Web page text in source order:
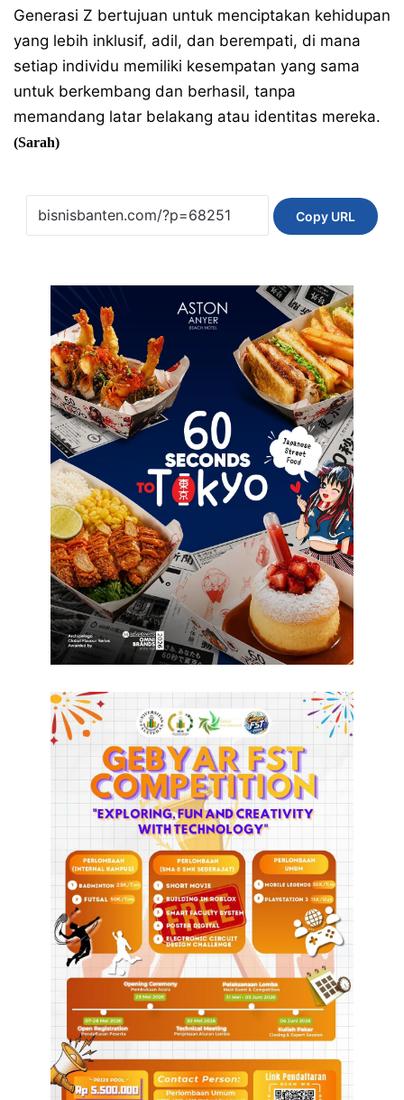
Generasi Z bertujuan untuk menciptakan kehidupan
yang lebih inklusif, adil, dan berempati, di mana
setiap individu memiliki kesempatan yang sama
untuk berkembang dan berhasil, tanpa
memandang latar belakang atau identitas mereka.
(Sarah)
Copy URL